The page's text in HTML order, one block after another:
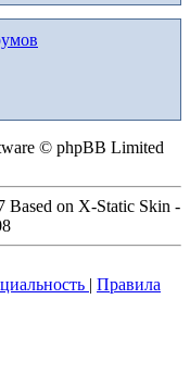
© phpBB Limited
Based on X-Static Skin -
| Правила